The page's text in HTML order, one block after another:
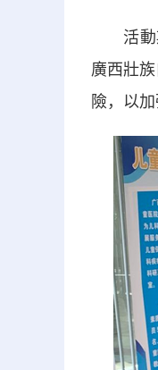
活動期
廣西壯
險，以